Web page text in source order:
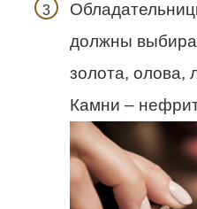
должны
золота, олова,
Камни –